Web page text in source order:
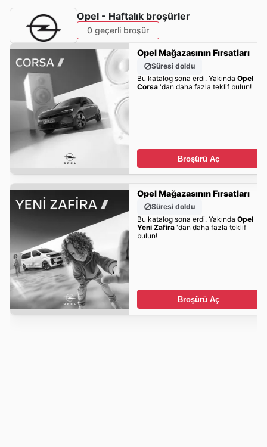
Opel - Haftalık broşürler
0 geçerli broşür
Opel Mağazasının Fırsatları
Süresi doldu
Bu katalog sona erdi. Yakında Opel
Corsa'dan daha fazla teklif bulun!
Broşürü Aç
Opel Mağazasının Fırsatları
Süresi doldu
Bu katalog sona erdi. Yakında Opel
Yeni Zafira'dan daha fazla teklif
bulun!
Broşürü Aç